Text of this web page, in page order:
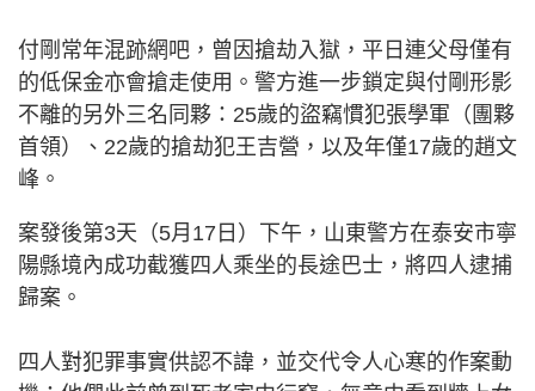
付剛常年混跡網吧，曾因搶劫入獄，平日連父母僅有
的低保金亦會搶走使用。警方進一步鎖定與付剛形影
不離的另外三名同夥：25歲的盜竊慣犯張學軍（團夥
首領）、22歲的搶劫犯王吉營，以及年僅17歲的趙文
峰。
案發後第3天（5月17日）下午，山東警方在泰安市寧
陽縣境內成功截獲四人乘坐的長途巴士，將四人逮捕
歸案。
四人對犯罪事實供認不諱，並交代令人心寒的作案動